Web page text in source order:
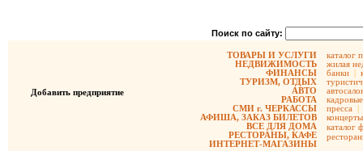
Поиск по сайту:
Добавить предприятие
ТОВАРЫ И УСЛУГИ
НЕДВИЖИМОСТЬ
ФИНАНСЫ
ТУРИЗМ, ОТДЫХ
АВТО
РАБОТА
СМИ г. ЧЕРКАССЫ
АФИША, ЗАКАЗ БИЛЕТОВ
ВСЕ ДЛЯ ДОМА
РЕСТОРАНЫ, КАФЕ
ИНТЕРНЕТ-МАГАЗИНЫ
каталог
жилая
банки |
пресса |
концерты
каталог